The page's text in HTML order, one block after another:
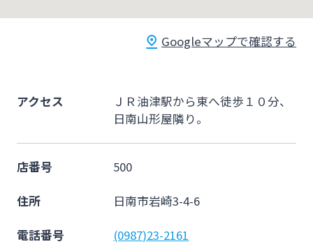
宮崎銀行について
採用情報
Googleマップで確認する
アクセス
ＪＲ油津駅から東へ徒歩１０分、
日南山形屋隣り。
店番号 500
住所 日南市岩崎3-4-6
電話番号 (0987)23-2161